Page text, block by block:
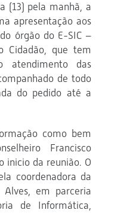
(13) pela manhã, a
apresentação aos
órgão do E-SIC –
Cidadão, que tem
atendimento das
de todo
do pedido até a
como bem
Francisco
inicio da reunião. O
coordenadora da
Alves, em parceria
de Informática,